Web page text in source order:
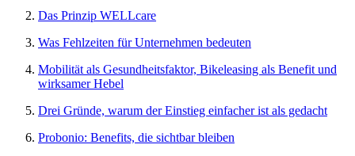
Das Prinzip WELLcare
Was Fehlzeiten für Unternehmen bedeuten
Mobilität als Gesundheitsfaktor, Bikeleasing als Benefit und
wirksamer Hebel
Drei Gründe, warum der Einstieg einfacher ist als gedacht
Probonio: Benefits, die sichtbar bleiben